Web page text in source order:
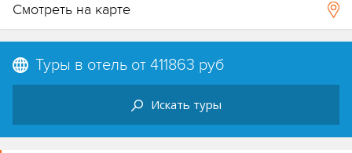
сезоном в 2019-м, реновация более половины номеров будет
Смотреть на карте
Туры в отель от 411863 руб
Искать туры